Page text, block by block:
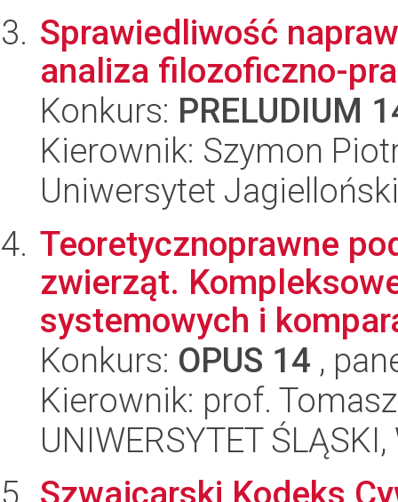
Sprawiedliwość
analiza filozoficzno-
Konkurs: PRELUDIUM
Kierownik: Szymon
Uniwersytet
Teoretycznoprawne
zwierząt.
systemowych i
Konkurs: OPUS 14 ,
Kierownik: prof.
UNIWERSYTET
Szwajcarski Kodeks